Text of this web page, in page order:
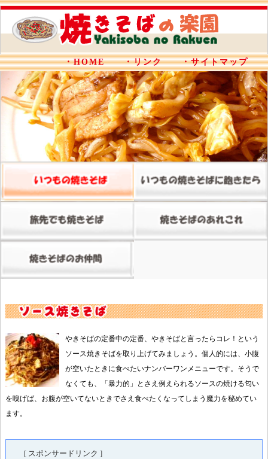
・HOME ・リンク ・サイトマップ
やきそばの定番中の定番、やきそばと言ったらコレ！という
ソース焼きそばを取り上げてみましょう。個人的には、小腹
が空いたときに食べたいナンバーワンメニューです。そうで
なくても、「暴力的」とさえ例えられるソースの焼ける匂い
を嗅げば、お腹が空いてないときでさえ食べたくなってしまう魔力を秘めてい
ます。
[ スポンサードリンク ]